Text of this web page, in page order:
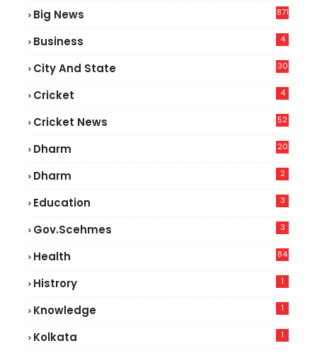
Big News 871
Business 4
City And State 30
Cricket 4
Cricket News
52
Dharm 20
Dharm 2
Education 3
Gov.scehmes 3
Health
84
Histrory 1
Knowledge 1
Kolkata 1